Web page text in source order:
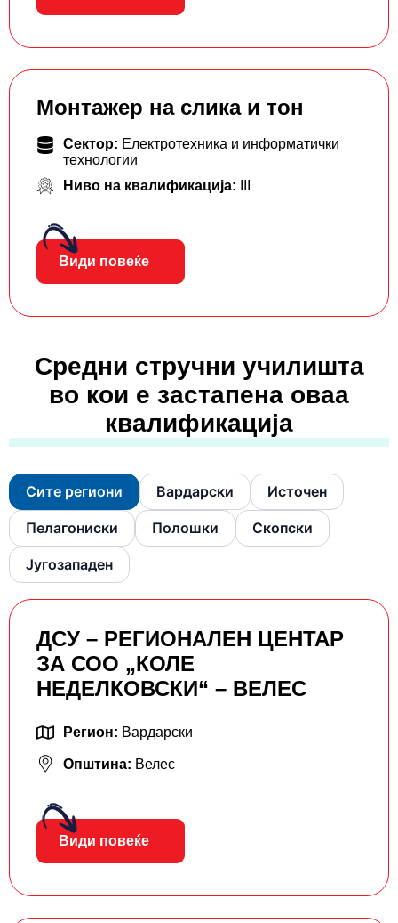
Монтажер на слика и тон
Сектор: Електротехника и информатички
технологии
Ниво на квалификација:
Види повеќе
Средни стручни училишта
во кои е застапена оваа
квалификација
Сите региони Вардарски Источен
Пелагониски Полошки Скопски
Југозападен
ДСУ – РЕГИОНАЛЕН ЦЕНТАР
ЗА СОО „КОЛЕ
НЕДЕЛКОВСКИ“ – ВЕЛЕС
Регион: Вардарски
Општина: Велес
Види повеќе